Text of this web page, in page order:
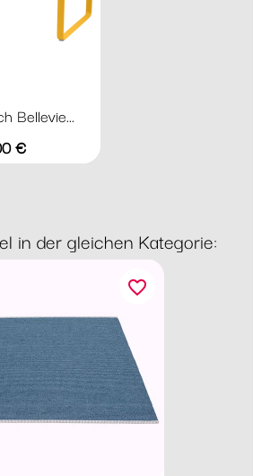
Bellevie...
€
in der gleichen Kategorie:
favorite_border